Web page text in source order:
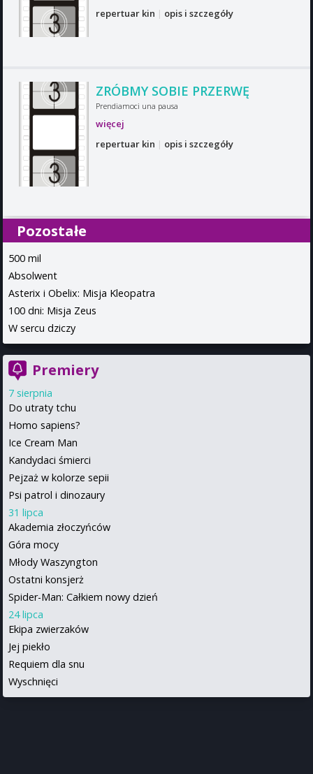
repertuar kin | opis i szczegóły
ZRÓBMY SOBIE PRZERWĘ
Prendiamoci una pausa
więcej
repertuar kin | opis i szczegóły
Pozostałe
500 mil
Absolwent
Asterix i Obelix: Misja Kleopatra
100 dni: Misja Zeus
W sercu dziczy
Premiery
7 sierpnia
Do utraty tchu
Homo sapiens?
Ice Cream Man
Kandydaci śmierci
Pejzaż w kolorze sepii
Psi patrol i dinozaury
31 lipca
Akademia złoczyńców
Góra mocy
Młody Waszyngton
Ostatni konsjerż
Spider-Man: Całkiem nowy dzień
24 lipca
Ekipa zwierzaków
Jej piekło
Requiem dla snu
Wyschnięci